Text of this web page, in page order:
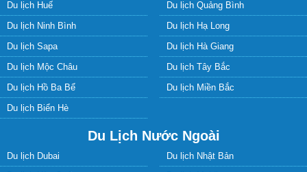
Thông Tin Hữu Ích
Hướng dẫn đặt tour
Chính sách hoàn hủy
Điều khoản sử dụng
Chính sách bảo mật
Liên hệ
Du lịch Myanmar
Du lịch Singapore
Du lịch Bali
Du lịch Qatar
Du lịch Bhutan
Du lịch Hồng Kông
Du lịch Cuba